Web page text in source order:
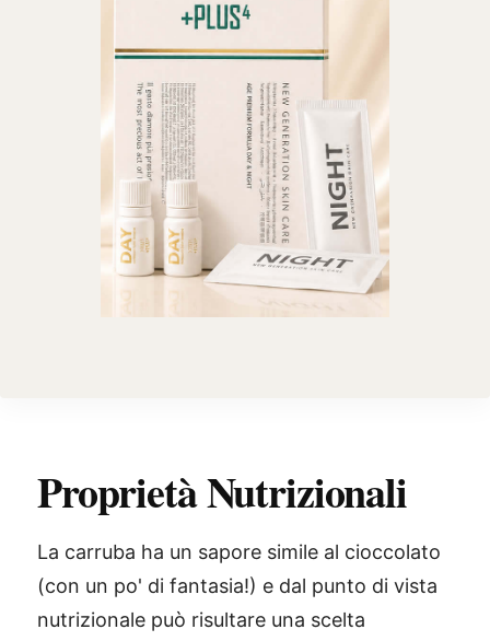
Proprietà Nutrizionali
La carruba ha un sapore simile al cioccolato
(con un po' di fantasia!) e dal punto di vista
nutrizionale può risultare una scelta